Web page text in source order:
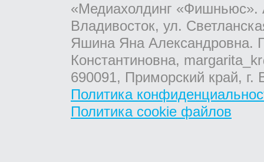
«Медиахолдинг «Фишньюс».
Владивосток, ул.
Яшина Яна Александровна.
Константиновна,
690091, Приморский край,
Политика
Политика cookie файлов